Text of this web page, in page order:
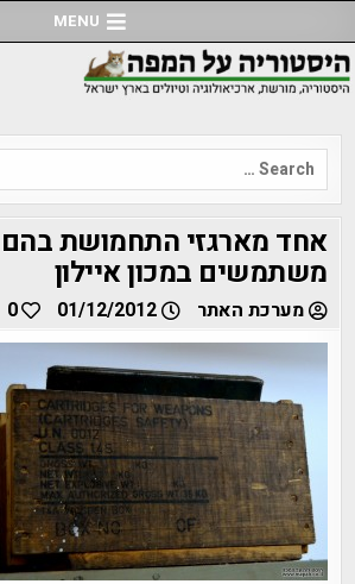
to
content
MENU
Search
for:
אחד מארגזי התחמושת בהם
משתמשים במכון איילון
מערכת האתר 01/12/2012
0